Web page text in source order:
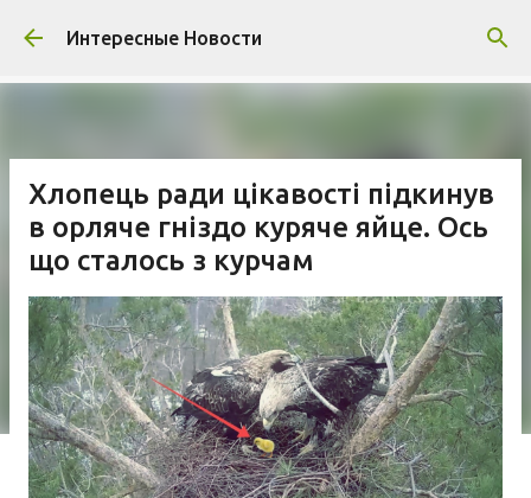
К основному контенту
Интересные Новости
Хлопець ради цікавості підкинув
в орляче гніздо куряче яйце. Ось
що сталось з курчам